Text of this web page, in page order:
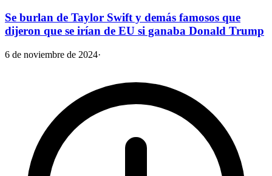
Se burlan de Taylor Swift y demás famosos que
dijeron que se irían de EU si ganaba Donald Trump
6 de noviembre de 2024·